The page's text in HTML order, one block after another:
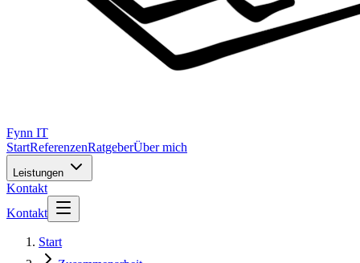
Fynn IT
StartReferenzenRatgeberÜber mich
Leistungen
Kontakt
Kontakt
Start